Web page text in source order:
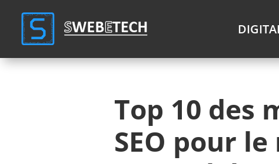
Top 10 des
SEO pour